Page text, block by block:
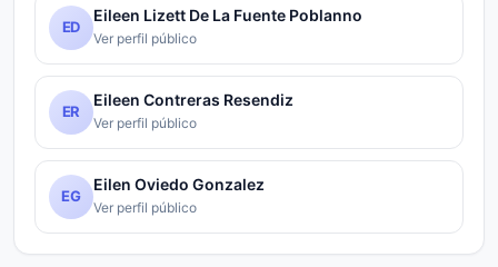
ED
Eileen Lizett De La Fuente Poblanno
Ver perfil público
ER
Eileen Contreras Resendiz
Ver perfil público
EG
Eilen Oviedo Gonzalez
Ver perfil público